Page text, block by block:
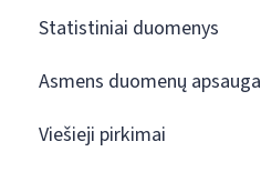
Statistiniai duomenys
Asmens duomenų apsauga
Viešieji pirkimai